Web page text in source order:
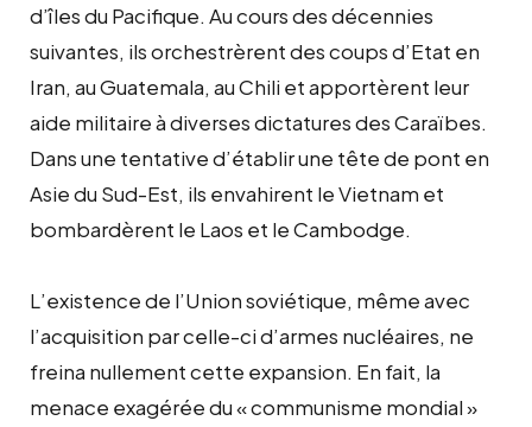
d’îles du Pacifique. Au cours des décennies
suivantes, ils orchestrèrent des coups d’Etat en
Iran, au Guatemala, au Chili et apportèrent leur
aide militaire à diverses dictatures des Caraïbes.
Dans une tentative d’établir une tête de pont en
Asie du Sud-Est, ils envahirent le Vietnam et
bombardèrent le Laos et le Cambodge.
L’existence de l’Union soviétique, même avec
l’acquisition par celle-ci d’armes nucléaires, ne
freina nullement cette expansion. En fait, la
menace exagérée du « communisme mondial »